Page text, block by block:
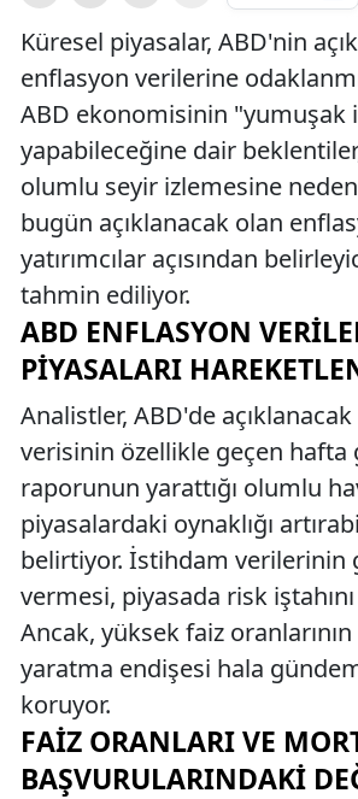
Küresel piyasalar, ABD'nin
enflasyon verilerine
ABD ekonomisinin "yumuşak
yapabileceğine dair
olumlu seyir izlemesine
bugün açıklanacak olan
yatırımcılar açısından
tahmin ediliyor.
ABD ENFLASYON
PIYASALARI
Analistler, ABD'de
verisinin özellikle geçen hafta
raporunun yarattığı olumlu
piyasalardaki oynaklığı
belirtiyor. İstihdam verilerinin
vermesi, piyasada risk iştahını
Ancak, yüksek faiz
yaratma endişesi hala
koruyor.
FAIZ ORANLARI VE
BAŞVURULARINDAKI